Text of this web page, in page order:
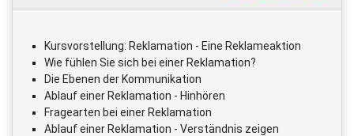
Kursvorstellung: Reklamation - Eine Reklameaktion
Wie fühlen Sie sich bei einer Reklamation?
Die Ebenen der Kommunikation
Ablauf einer Reklamation - Hinhören
Fragearten bei einer Reklamation
Ablauf einer Reklamation - Verständnis zeigen